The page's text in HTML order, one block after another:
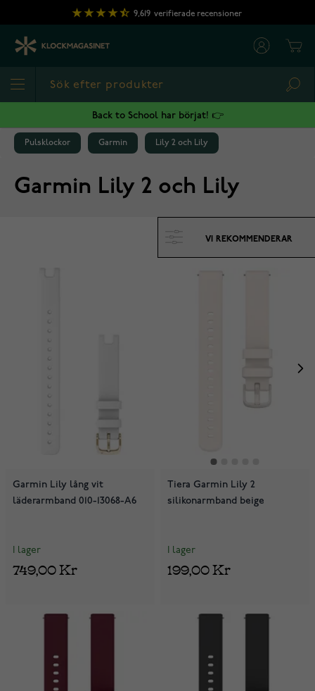
Hoppa till innehållet
9,619 verifierade recensioner
Back to School har börjat! 👉
Pulsklockor Garmin Lily 2 och Lily
Garmin Lily 2 och Lily
Garmin Lily lång vit
läderarmband 010-13068-A6
I lager
749,00 Kr
Tiera Garmin Lily 2
silikonarmband beige
I lager
199,00 Kr